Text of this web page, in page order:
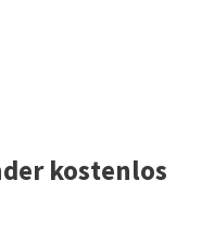
kostenlos